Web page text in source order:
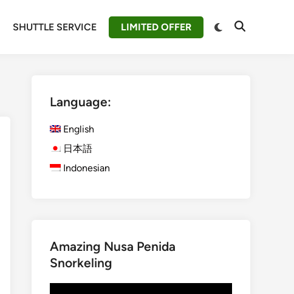
SHUTTLE SERVICE LIMITED OFFER
Switch
Open
Language:
English
日本語
Indonesian
Amazing Nusa Penida
Snorkeling